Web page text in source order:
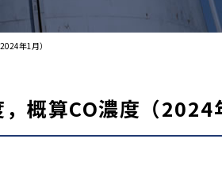
年1月）
概算CO濃度（2024